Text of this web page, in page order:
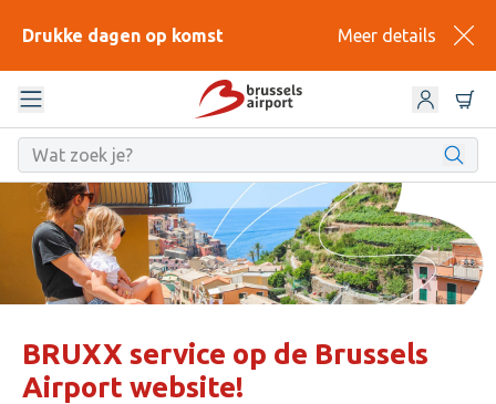
Drukke dagen op komst Meer details
BRUXX service op de Brussels
Airport website!